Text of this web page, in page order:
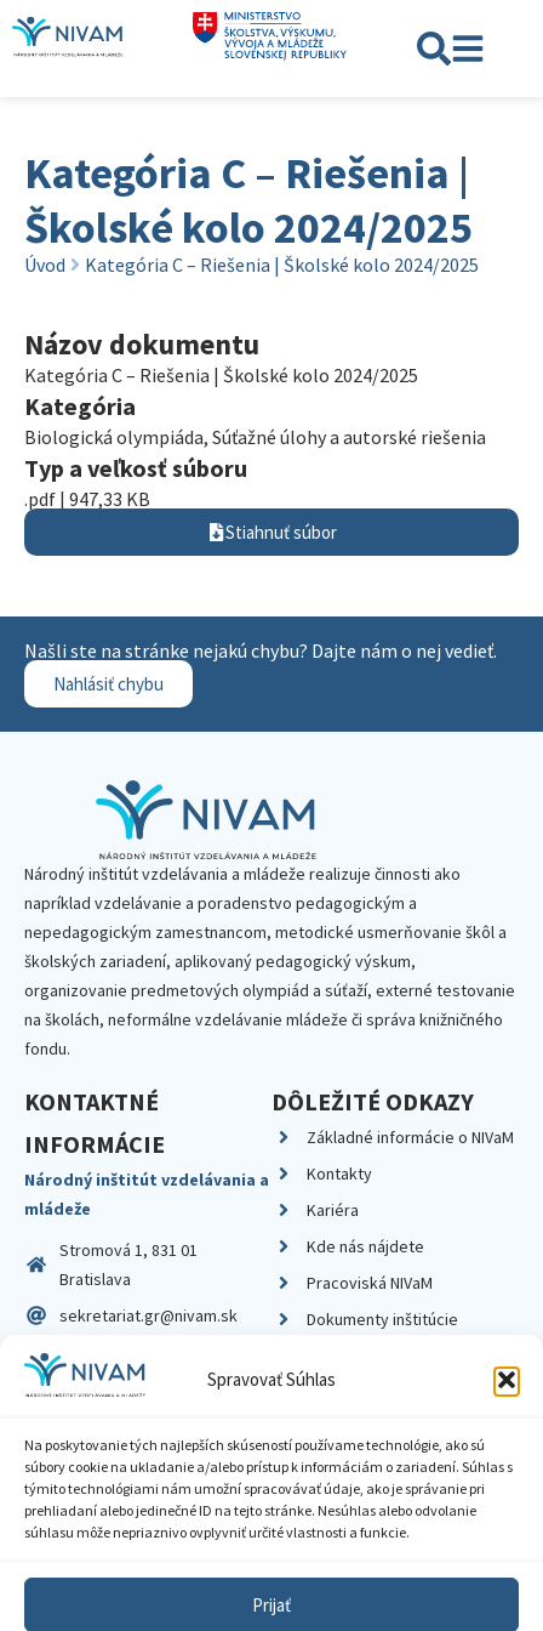
Spravovať Súhlas
Na poskytovanie tých najlepších skúseností používame technológie, ako sú
súbory cookie na ukladanie a/alebo prístup k informáciám o zariadení. Súhlas s
týmito technológiami nám umožní spracovávať údaje, ako je správanie pri
prehliadaní alebo jedinečné ID na tejto stránke. Nesúhlas alebo odvolanie
súhlasu môže nepriaznivo ovplyvniť určité vlastnosti a funkcie.
Prijať
Kategória C – Riešenia |
Školské kolo 2024/2025
Úvod Kategória C – Riešenia | Školské kolo 2024/2025
Názov dokumentu
Kategória C – Riešenia | Školské kolo 2024/2025
Kategória
Biologická olympiáda, Súťažné úlohy a autorské riešenia
Typ a veľkosť súboru
.pdf | 947,33 KB
Stiahnuť súbor
Našli ste na stránke nejakú chybu? Dajte nám o nej vedieť.
Nahlásiť chybu
Národný inštitút vzdelávania a mládeže realizuje činnosti ako
napríklad vzdelávanie a poradenstvo pedagogickým a
nepedagogickým zamestnancom, metodické usmerňovanie škôl a
školských zariadení, aplikovaný pedagogický výskum,
organizovanie predmetových olympiád a súťaží, externé testovanie
na školách, neformálne vzdelávanie mládeže či správa knižničného
fondu.
KONTAKTNÉ
INFORMÁCIE
Národný inštitút vzdelávania a
mládeže
Stromová 1, 831 01
Bratislava
sekretariat.gr@nivam.sk
IČO: 00164348
DIČ: 2020798714
DÔLEŽITÉ ODKAZY
Základné informácie o NIVaM
Kontakty
Kariéra
Kde nás nájdete
Pracoviská NIVaM
Dokumenty inštitúcie
Zásady ochrany súkromia
Sprístupnenie informácií